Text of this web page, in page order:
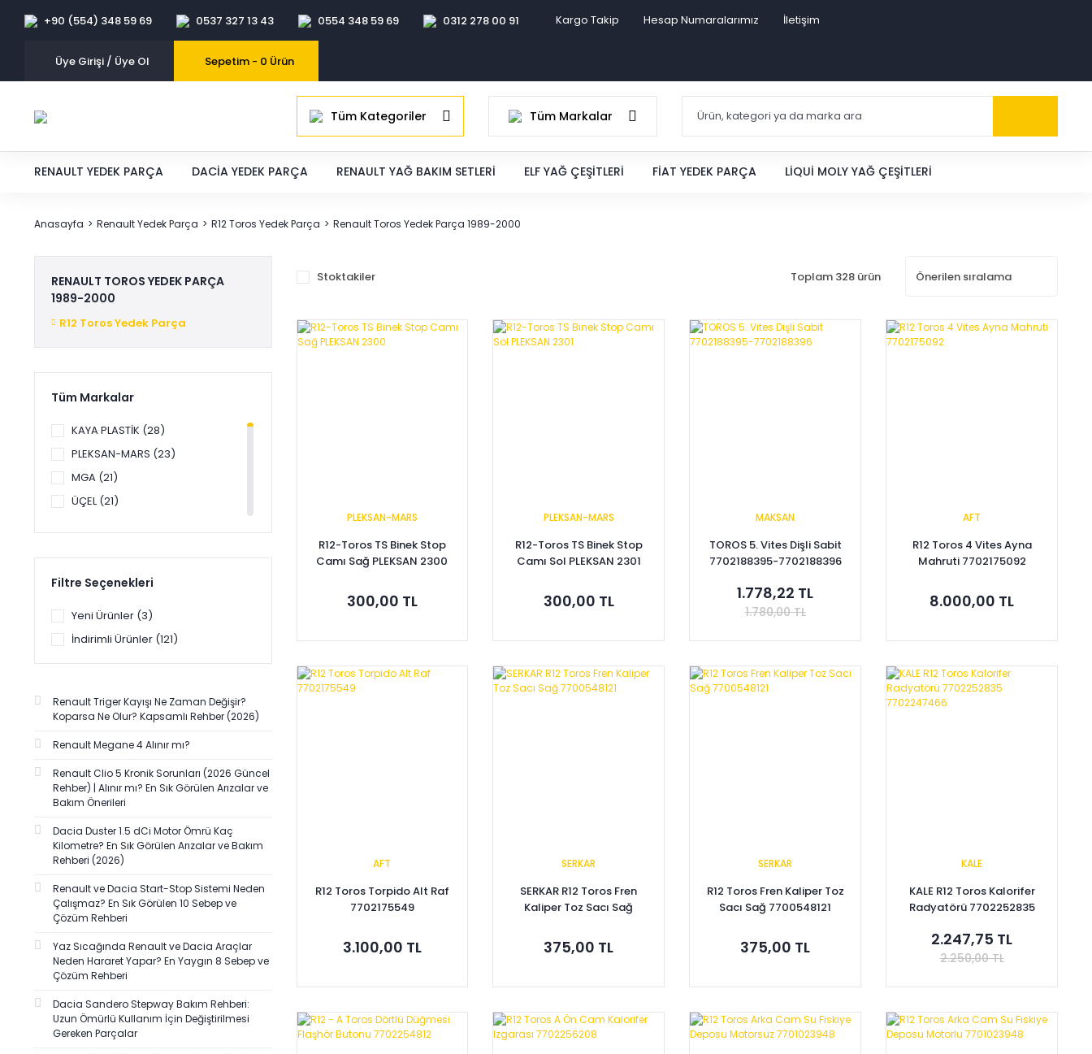
+90 (554) 348 59 69 0537 327 13 43 0554 348 59 69 0312 278 00 91 Kargo Takip Hesap Numaralarımız İletişim
Üye Girişi / Üye Ol Sepetim - 0 Ürün
Tüm Kategoriler Tüm Markalar
RENAULT YEDEK PARÇA DACIA YEDEK PARÇA RENAULT YAĞ BAKIM SETLERI ELF YAĞ ÇEŞITLERI FIAT YEDEK PARÇA LIQUI MOLY YAĞ ÇEŞITLERI
Anasayfa Renault Yedek Parça R12 Toros Yedek Parça Renault Toros Yedek Parça 1989-2000
RENAULT TOROS YEDEK PARÇA
1989-2000
R12 Toros Yedek Parça
Tüm Markalar
KAYA PLASTİK (28)
PLEKSAN-MARS (23)
MGA (21)
ÜÇEL (21)
İBRAŞ (12)
YERLİ ÜRETİM (12)
AYD (8)
DÖRTEL (8)
GVA (5)
DATA (4)
GROSSE (4)
MAYSAN (4)
MİTA (4)
ANKA (3)
CİFAM-METELLİ (3)
ERKUT-ÖZİŞ (3)
İŞLER (3)
METSAN (3)
SERÇELER (3)
Filtre Seçenekleri
Yeni Ürünler (3)
İndirimli Ürünler (121)
Renault Triger Kayışı Ne Zaman Değişir?
Koparsa Ne Olur? Kapsamlı Rehber (2026)
Renault Megane 4 Alınır mı?
Renault Clio 5 Kronik Sorunları (2026 Güncel
Rehber) | Alınır mı? En Sık Görülen Arızalar ve
Bakım Önerileri
Dacia Duster 1.5 dCi Motor Ömrü Kaç
Kilometre? En Sık Görülen Arızalar ve Bakım
Rehberi (2026)
Renault ve Dacia Start-Stop Sistemi Neden
Çalışmaz? En Sık Görülen 10 Sebep ve
Çözüm Rehberi
Yaz Sıcağında Renault ve Dacia Araçlar
Neden Hararet Yapar? En Yaygın 8 Sebep ve
Çözüm Rehberi
Dacia Sandero Stepway Bakım Rehberi:
Uzun Ömürlü Kullanım İçin Değiştirilmesi
Gereken Parçalar
Stoktakiler Toplam 328 ürün
PLEKSAN-MARS
R12-Toros TS Binek Stop
Camı Sağ PLEKSAN 2300
300,00 TL
Sepete Ekle
PLEKSAN-MARS
R12-Toros TS Binek Stop
Camı Sol PLEKSAN 2301
300,00 TL
Sepete Ekle
MAKSAN
TOROS 5. Vites Dişli Sabit
7702188395-7702188396
1.778,22 TL
1.780,00 TL
Sepete Ekle
AFT
R12 Toros 4 Vites Ayna
Mahruti 7702175092
8.000,00 TL
Sepete Ekle
AFT
R12 Toros Torpido Alt Raf
7702175549
3.100,00 TL
Sepete Ekle
SERKAR
SERKAR R12 Toros Fren
Kaliper Toz Sacı Sağ
375,00 TL
Sepete Ekle
SERKAR
R12 Toros Fren Kaliper Toz
Sacı Sağ 7700548121
375,00 TL
Sepete Ekle
KALE
KALE R12 Toros Kalorifer
Radyatörü 7702252835
2.247,75 TL
2.250,00 TL
Sepete Ekle